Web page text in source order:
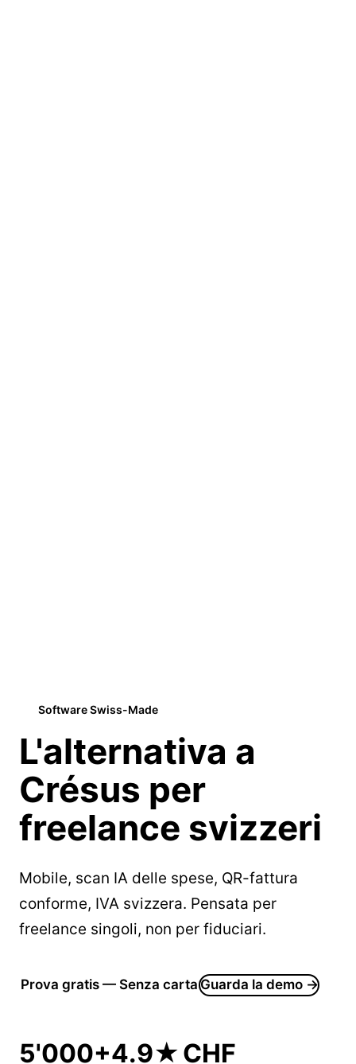
Software Swiss-Made
L'alternativa a
Crésus per
freelance svizzeri
Mobile, scan IA delle spese, QR-fattura
conforme, IVA svizzera. Pensata per
freelance singoli, non per fiduciari.
Prova gratis — Senza cartaGuarda la demo →
5'000+4.9★ CHF